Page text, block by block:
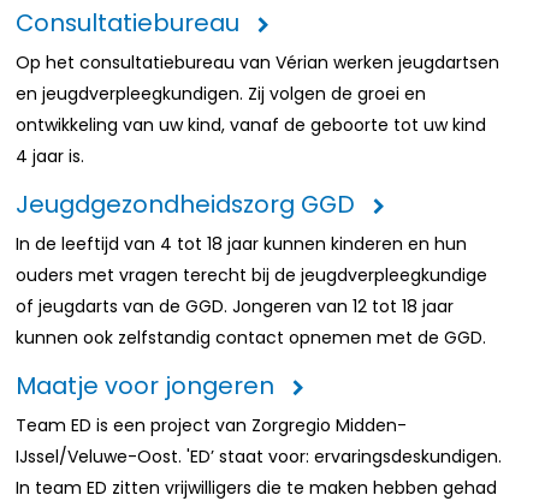
Consultatiebureau
Op het consultatiebureau van Vérian werken jeugdartsen
en jeugdverpleegkundigen. Zij volgen de groei en
ontwikkeling van uw kind, vanaf de geboorte tot uw kind
4 jaar is.
Jeugdgezondheidszorg GGD
In de leeftijd van 4 tot 18 jaar kunnen kinderen en hun
ouders met vragen terecht bij de jeugdverpleegkundige
of jeugdarts van de GGD. Jongeren van 12 tot 18 jaar
kunnen ook zelfstandig contact opnemen met de GGD.
Maatje voor jongeren
Team ED is een project van Zorgregio Midden-
IJssel/Veluwe-Oost. 'ED’ staat voor: ervaringsdeskundigen.
In team ED zitten vrijwilligers die te maken hebben gehad